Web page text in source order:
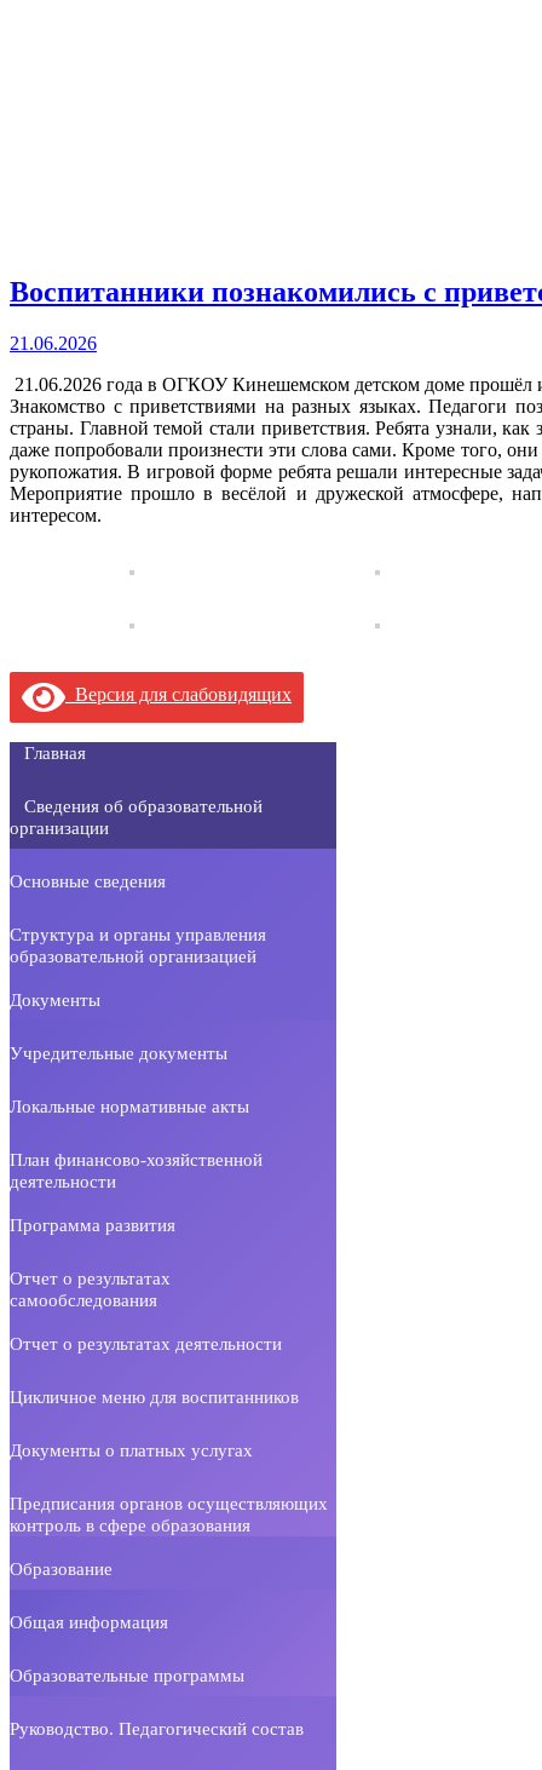
Воспитанники познакомились с
21.06.2026
21.06.2026 года в ОГКОУ Кинешемском детском доме прошёл
Знакомство с приветствиями на разных языках. Педагоги
страны. Главной темой стали приветствия. Ребята узнали,
даже попробовали произнести эти слова сами. Кроме того,
рукопожатия. В игровой форме ребята решали интересные
Мероприятие прошло в весёлой и дружеской атмосфере,
интересом.
Версия для слабовидящих
Главная
Сведения об образовательной
организации
Основные сведения
Структура и органы управления
образовательной организацией
Документы
Учредительные документы
Локальные нормативные акты
План финансово-хозяйственной
деятельности
Программа развития
Отчет о результатах
самообследования
Отчет о результатах деятельности
Цикличное меню для воспитанников
Документы о платных услугах
Предписания органов осуществляющих
контроль в сфере образования
Образование
Общая информация
Образовательные программы
Руководство. Педагогический состав